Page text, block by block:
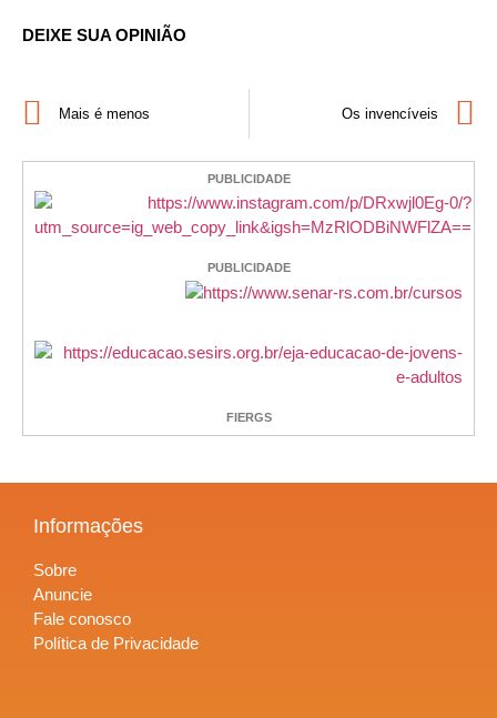
DEIXE SUA OPINIÃO
Mais é menos Os invencíveis
PUBLICIDADE
PUBLICIDADE
FIERGS
Informações
Sobre
Anuncie
Fale conosco
Política de Privacidade